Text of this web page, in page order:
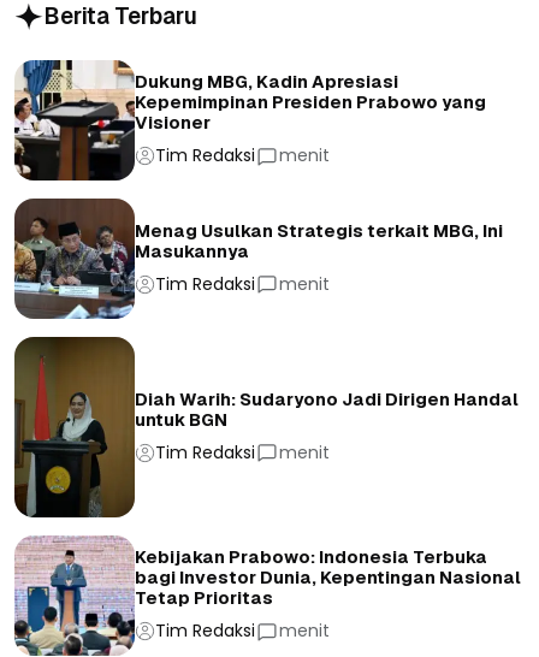
Berita Terbaru
Dukung MBG, Kadin Apresiasi
Kepemimpinan Presiden Prabowo yang
Visioner
Tim Redaksi menit
Menag Usulkan Strategis terkait MBG, Ini
Masukannya
Tim Redaksi menit
Diah Warih: Sudaryono Jadi Dirigen Handal
untuk BGN
Tim Redaksi menit
Kebijakan Prabowo: Indonesia Terbuka
bagi Investor Dunia, Kepentingan Nasional
Tetap Prioritas
Tim Redaksi menit